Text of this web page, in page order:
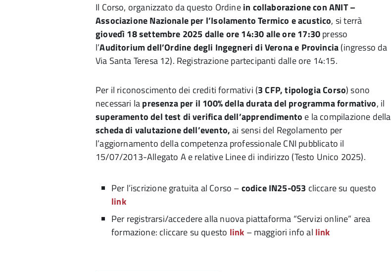
Il Corso, organizzato da questo Ordinein collaborazione con ANIT –
Associazione Nazionale per l’Isolamento Termico e acustico, si terrà
giovedì 18 settembre 2025 dalle ore 14:30 alle ore 17:30presso
l’Auditorium dell’Ordine degli Ingegneri di Verona e Provincia(ingresso da
Via Santa Teresa 12). Registrazione partecipanti dalle ore 14:15.
Per il riconoscimento dei crediti formativi (3 CFP, tipologia Corso) sono
necessari lapresenza per il 100% della durata del programma formativo, il
superamento del test di verifica dell’apprendimento e la compilazione della
scheda di valutazione dell’evento,ai sensi del Regolamento per
l’aggiornamento della competenza professionale CNI pubblicato il
15/07/2013-Allegato A e relative Linee di indirizzo (Testo Unico 2025).
Per l’iscrizione gratuita al Corso –codice IN25-053 cliccare su questo
link
Per registrarsi/accedere alla nuova piattaforma “Servizi online” area
formazione: cliccare su questo link – maggiori info al link